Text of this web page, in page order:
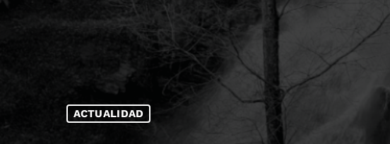
ACTUALIDAD